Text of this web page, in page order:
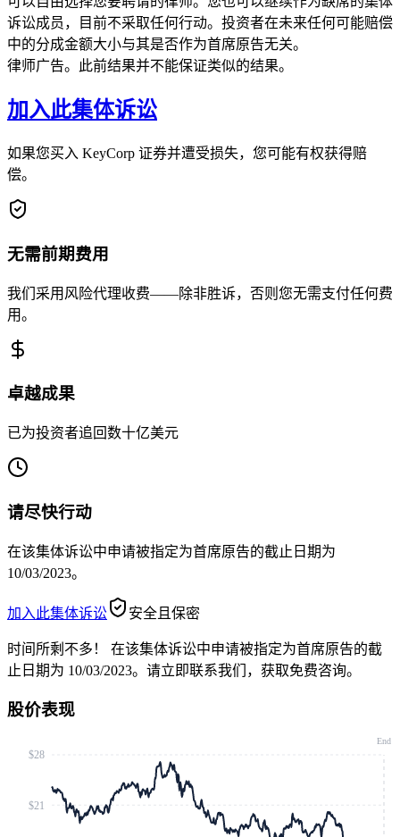
诉讼成员，目前不采取任何行动。投资者在未来任何可能赔偿
中的分成金额大小与其是否作为首席原告无关。
律师广告。此前结果并不能保证类似的结果。
加入此集体诉讼
如果您买入 KeyCorp 证券并遭受损失，您可能有权获得赔
偿。
无需前期费用
我们采用风险代理收费——除非胜诉，否则您无需支付任何费
用。
卓越成果
已为投资者追回数十亿美元
请尽快行动
在该集体诉讼中申请被指定为首席原告的截止日期为
10/03/2023。
加入此集体诉讼 安全且保密
时间所剩不多！
在该集体诉讼中申请被指定为首席原告的截
止日期为 10/03/2023。请立即联系我们，获取免费咨询。
股价表现
$21
$28
End